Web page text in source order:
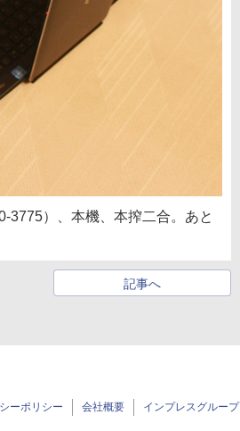
3775）、本機、本搾二合。あと
記事へ
ーポリシー 会社概要 インプレスグループ